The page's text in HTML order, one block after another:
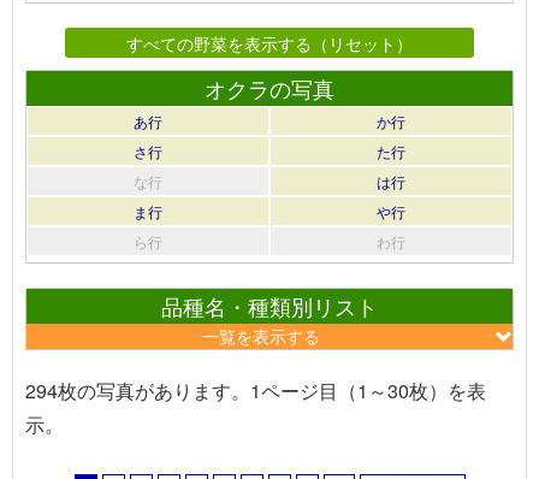
すべての野菜を表示する（リセット）
オクラの写真
あ行
か行
さ行
た行
な行
は行
ま行
や行
ら行
わ行
品種名・種類別リスト
一覧を表示する
294枚の写真があります。1ページ目（1～30枚）を表
示。